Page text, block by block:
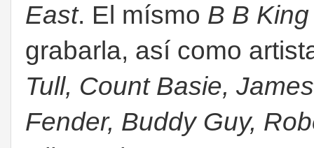
East. El mísmo B B
grabarla, así como
Tull, Count Basie,
Fender, Buddy Guy,